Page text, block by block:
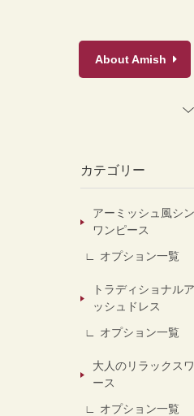
AboutAmish
カテゴリー
アーミッシュ風シ
ワンピース
オプション一覧
トラディショナル
ッシュドレス
オプション一覧
大人のリラックス
ース
オプション一覧